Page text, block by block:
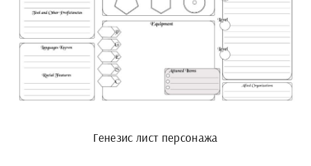
Генезис лист персонажа